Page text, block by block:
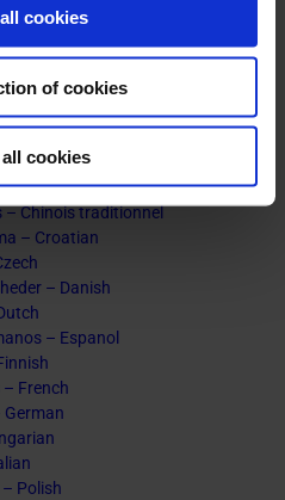
cookies
of cookies
cookies
– Arabe
– Chinois cantonais
– Chinois traditionnel
– Croatian
– Danish
– Espanol
French
Polish